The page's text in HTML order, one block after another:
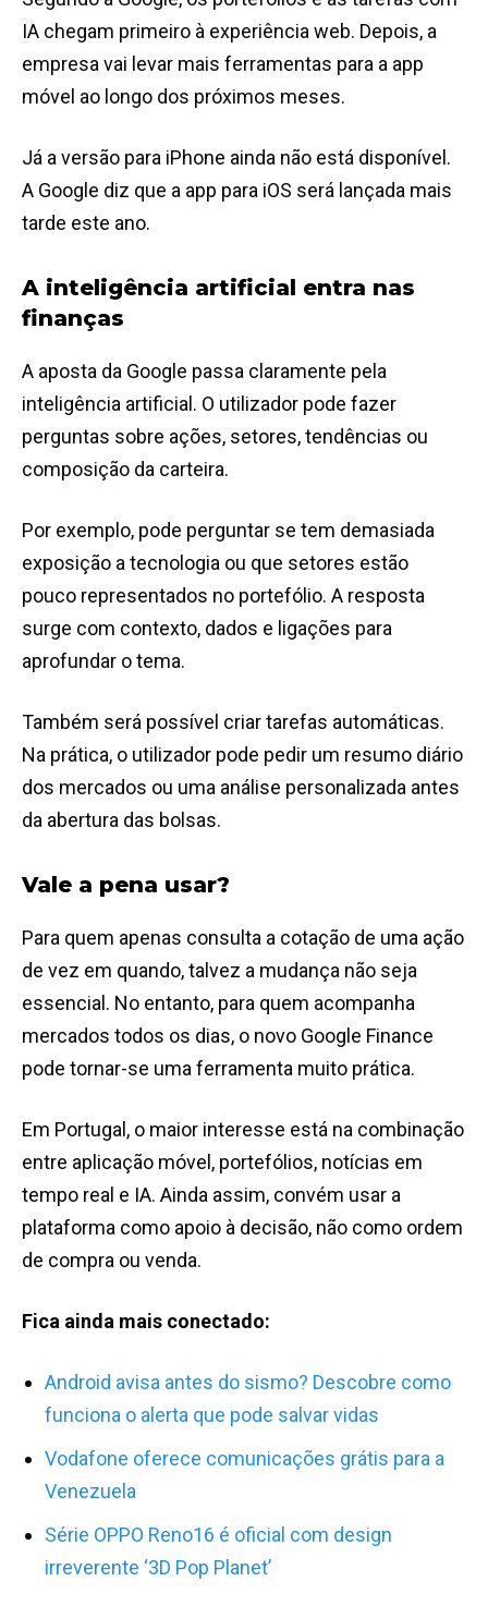
IA chegam primeiro à experiência web. Depois, a
empresa vai levar mais ferramentas para a app
móvel ao longo dos próximos meses.
Já a versão para iPhone ainda não está disponível.
A Google diz que a app para iOS será lançada mais
tarde este ano.
A inteligência artificial entra nas
finanças
A aposta da Google passa claramente pela
inteligência artificial. O utilizador pode fazer
perguntas sobre ações, setores, tendências ou
composição da carteira.
Por exemplo, pode perguntar se tem demasiada
exposição a tecnologia ou que setores estão
pouco representados no portefólio. A resposta
surge com contexto, dados e ligações para
aprofundar o tema.
Também será possível criar tarefas automáticas.
Na prática, o utilizador pode pedir um resumo diário
dos mercados ou uma análise personalizada antes
da abertura das bolsas.
Vale a pena usar?
Para quem apenas consulta a cotação de uma ação
de vez em quando, talvez a mudança não seja
essencial. No entanto, para quem acompanha
mercados todos os dias, o novo Google Finance
pode tornar-se uma ferramenta muito prática.
Em Portugal, o maior interesse está na combinação
entre aplicação móvel, portefólios, notícias em
tempo real e IA. Ainda assim, convém usar a
plataforma como apoio à decisão, não como ordem
de compra ou venda.
Fica ainda mais conectado:
Android avisa antes do sismo? Descobre como
funciona o alerta que pode salvar vidas
Vodafone oferece comunicações grátis para a
Venezuela
Série OPPO Reno16 é oficial com design
irreverente ‘3D Pop Planet’